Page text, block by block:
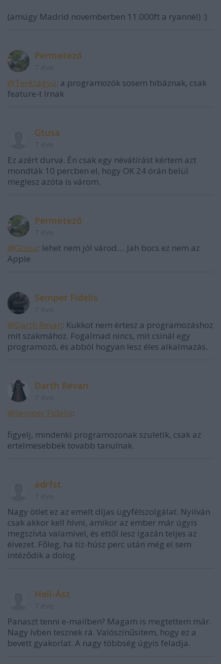
(amúgy Madrid novemberben 11.000ft a ryannél) :)
Permetező
@Terézágyú: a programozók sosem hibáznak, csak
feature-t írnak
Gtusa
Ez azért durva. Én csak egy névátírást kértem azt
mondták 10 percben el, hogy OK 24 órán belül
meglesz azóta is várom.
Permetező
@Gtusa: lehet nem jól várod.... Jah bocs ez nem az
Apple
Semper Fidelis
@Darth Revan: Kukkot nem értesz a programozáshoz
mit szakmához. Fogalmad nincs, mit csinál egy
programozó, és abból hogyan lesz éles alkalmazás.
Darth Revan
@Semper Fidelis:
figyelj, mindenki programozonak szuletik, csak az
ertelmesebbek tovabb tanulnak.
adrfst
Nagy ötlet ez az emelt díjas ügyfélszolgálat. Nyilván
csak akkor kell hívni, amikor az ember már úgyis
megszívta valamivel, és ettől lesz igazán teljes az
élvezet. Főleg, ha tíz-húsz perc után még el sem
intéződik a dolog.
Hell-Ász
Panaszt tenni e-mailben? Magam is megtettem már.
Nagy ívben tesznek rá. Valószínűsítem, hogy ez a
bevett gyakorlat. A nagy tóbbség úgyis feladja.